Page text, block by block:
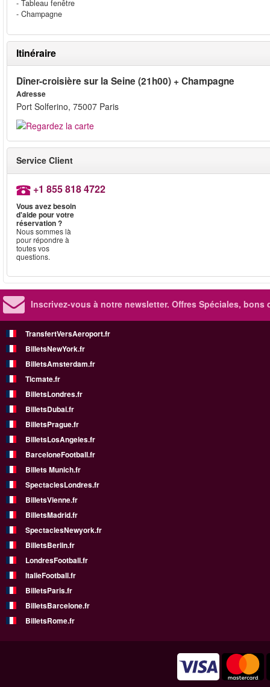
- Tableau fenêtre
- Champagne
Itinéraire
Dîner-croisière sur la Seine (21h00) + Champagne
Adresse
Port Solferino, 75007 Paris
Service Client
+1 855 818 4722
Vous avez besoin
d'aide pour votre
réservation ?
Nous sommes là
pour répondre à
toutes vos
questions.
Inscrivez-vous à notre newsletter. Offres Spéciales, bons
TransfertVersAeroport.fr
BilletsNewYork.fr
BilletsAmsterdam.fr
Ticmate.fr
BilletsLondres.fr
BilletsDubai.fr
BilletsPrague.fr
BilletsLosAngeles.fr
BarceloneFootball.fr
Billets Munich.fr
SpectaclesLondres.fr
BilletsVienne.fr
BilletsMadrid.fr
SpectaclesNewyork.fr
BilletsBerlin.fr
LondresFootball.fr
ItalieFootball.fr
BilletsParis.fr
BilletsBarcelone.fr
BilletsRome.fr